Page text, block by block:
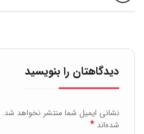
دیدگاهتان را بنویسید
نشانی ایمیل شما منتشر نخواهد شد.
شده‌اند *